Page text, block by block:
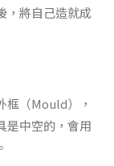
將自己造就成
框（Mould），
是中空的，會用